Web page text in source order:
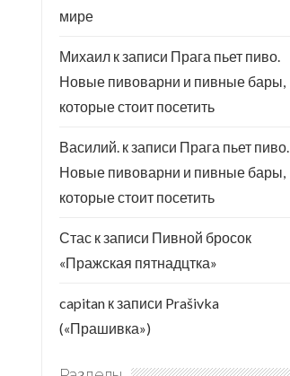
мире
Михаил к записи Прага пьет пиво.
Новые пивоварни и пивные бары,
которые стоит посетить
Василий. к записи Прага пьет пиво.
Новые пивоварни и пивные бары,
которые стоит посетить
Стас к записи Пивной бросок
«Пражская пятнадцтка»
capitan к записи Prašivka
(«Прашивка»)